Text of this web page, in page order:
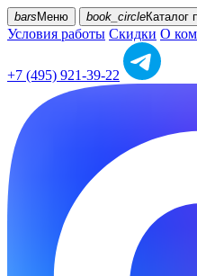
bars Меню book_circleКаталог
Условия работы Скидки О
+7 (495) 921-39-22